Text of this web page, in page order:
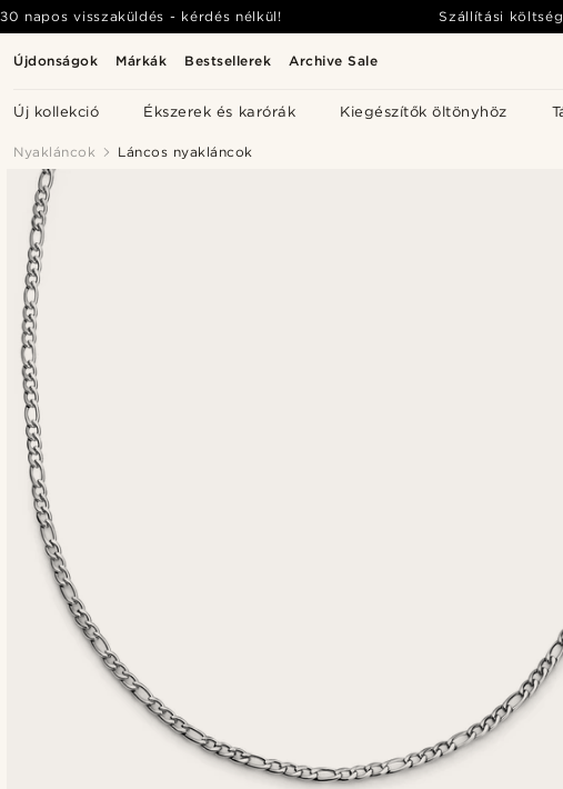
Újdonságok Márkák Bestsellerek Archive Sale
Új kollekció Ékszerek és karórák Kiegészítők öltönyhöz
30 napos visszaküldés - kérdés nélkül! Szállítási
Nyakláncok Láncos nyakláncok